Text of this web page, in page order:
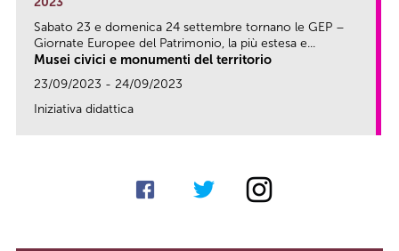
Sabato 23 e domenica 24 settembre tornano le GEP –
Giornate Europee del Patrimonio, la più estesa e...
Musei civici e monumenti del territorio
23/09/2023 - 24/09/2023
Iniziativa didattica